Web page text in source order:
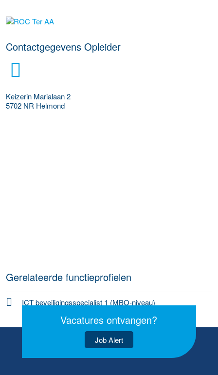
over deze opleider
Contactgegevens Opleider
Keizerin Marialaan 2
5702 NR Helmond
Gerelateerde functieprofielen
ICT beveiligingsspecialist 1 (MBO-niveau)
Vacatures ontvangen?
Job Alert